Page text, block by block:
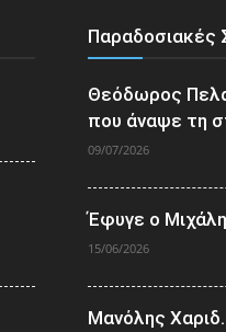
Παραδοσιακές
Θεόδωρος
που άναψε τη
09/07/2026
Έφυγε ο
15/06/2026
Μανόλης